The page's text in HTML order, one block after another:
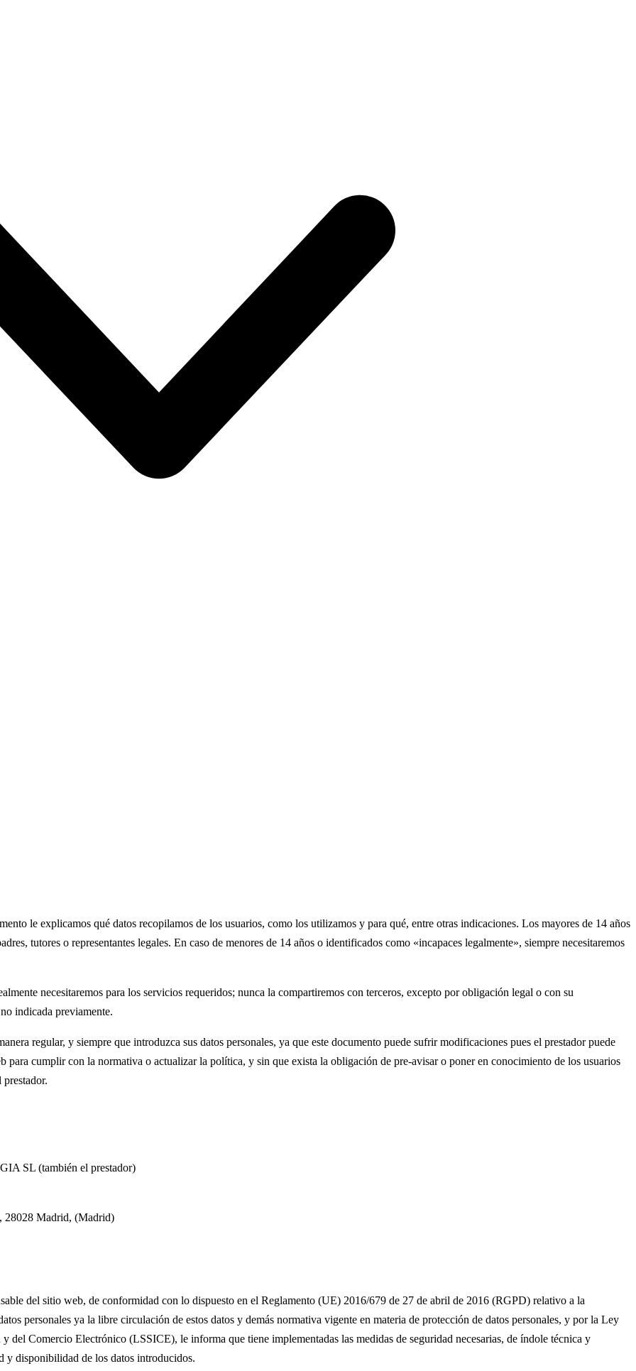
le explicamos qué datos recopilamos de los usuarios, como los utilizamos y para qué, entre otras indicaciones. Los mayores de 14 años
tutores o representantes legales. En caso de menores de 14 años o identificados como «incapaces legalmente», siempre necesitaremos
necesitaremos para los servicios requeridos; nunca la compartiremos con terceros, excepto por obligación legal o con su
indicada previamente.
regular, y siempre que introduzca sus datos personales, ya que este documento puede sufrir modificaciones pues el prestador puede
cumplir con la normativa o actualizar la política, y sin que exista la obligación de pre-avisar o poner en conocimiento de los usuarios
SL (también el prestador)
28028 Madrid, (Madrid)
del sitio web, de conformidad con lo dispuesto en el Reglamento (UE) 2016/679 de 27 de abril de 2016 (RGPD) relativo a la
personales ya la libre circulación de estos datos y demás normativa vigente en materia de protección de datos personales, y por la Ley
del Comercio Electrónico (LSSICE), le informa que tiene implementadas las medidas de seguridad necesarias, de índole técnica y
y disponibilidad de los datos introducidos.